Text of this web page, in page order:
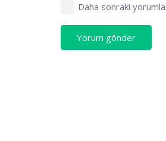
Daha sonraki
Yorum gönder